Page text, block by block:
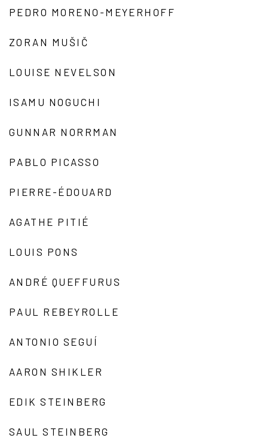
PEDRO MORENO-MEYERHOFF
ZORAN MUŠIČ
LOUISE NEVELSON
ISAMU NOGUCHI
GUNNAR NORRMAN
PABLO PICASSO
PIERRE-ÉDOUARD
AGATHE PITIÉ
LOUIS PONS
ANDRÉ QUEFFURUS
PAUL REBEYROLLE
ANTONIO SEGUÍ
AARON SHIKLER
EDIK STEINBERG
SAUL STEINBERG